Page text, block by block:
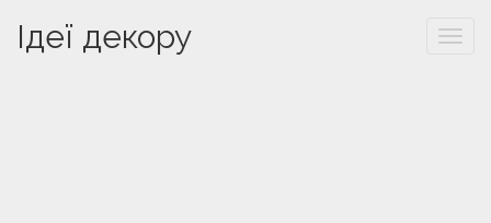
Ідеї декору